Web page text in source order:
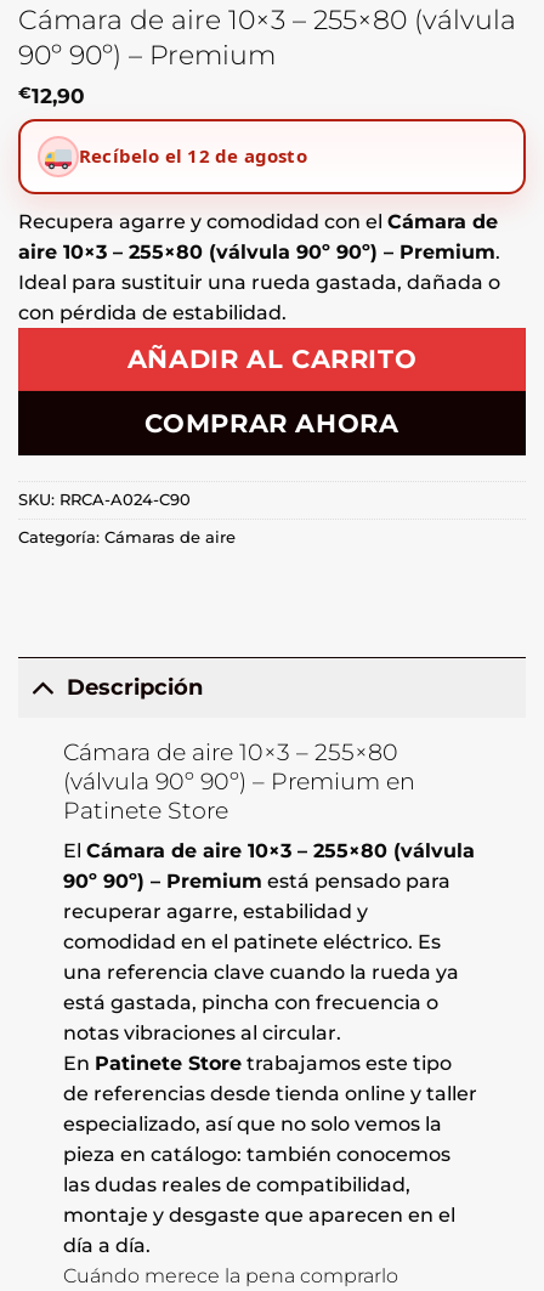
Cámara de aire 10×3 – 255×80 (válvula
90º 90º) – Premium
€12,90
Recíbelo el 12 de agosto
Recupera agarre y comodidad con el Cámara de
aire 10×3 – 255×80 (válvula 90º 90º) – Premium.
Ideal para sustituir una rueda gastada, dañada o
con pérdida de estabilidad.
AÑADIR AL CARRITO
COMPRAR AHORA
SKU: RRCA-A024-C90
Categoría: Cámaras de aire
Descripción
Cámara de aire 10×3 – 255×80
(válvula 90º 90º) – Premium en
Patinete Store
El Cámara de aire 10×3 – 255×80 (válvula
90º 90º) – Premium está pensado para
recuperar agarre, estabilidad y
comodidad en el patinete eléctrico. Es
una referencia clave cuando la rueda ya
está gastada, pincha con frecuencia o
notas vibraciones al circular.
En Patinete Storetrabajamos este tipo
de referencias desde tienda online y taller
especializado, así que no solo vemos la
pieza en catálogo: también conocemos
las dudas reales de compatibilidad,
montaje y desgaste que aparecen en el
día a día.
Cuándo merece la pena comprarlo